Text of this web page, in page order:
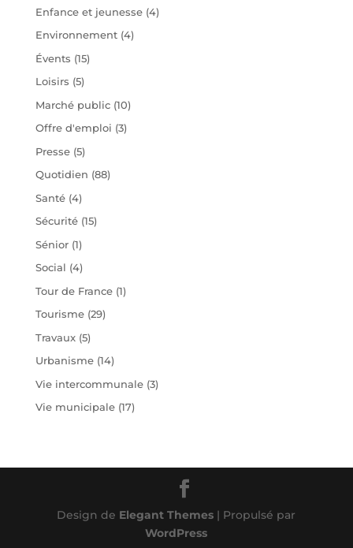
Enfance et jeunesse(4)
Environnement(4)
Évents (15)
Loisirs (5)
Marché public(10)
Offre d'emploi (3)
Presse(5)
Quotidien (88)
Santé(4)
Sécurité(15)
Sénior(1)
Social (4)
Tour de France(1)
Tourisme(29)
Travaux(5)
Urbanisme(14)
Vie intercommunale(3)
Vie municipale(17)
Design de Elegant Themes | Propulsé par
WordPress